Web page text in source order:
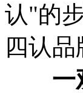
认"的
四认品
一